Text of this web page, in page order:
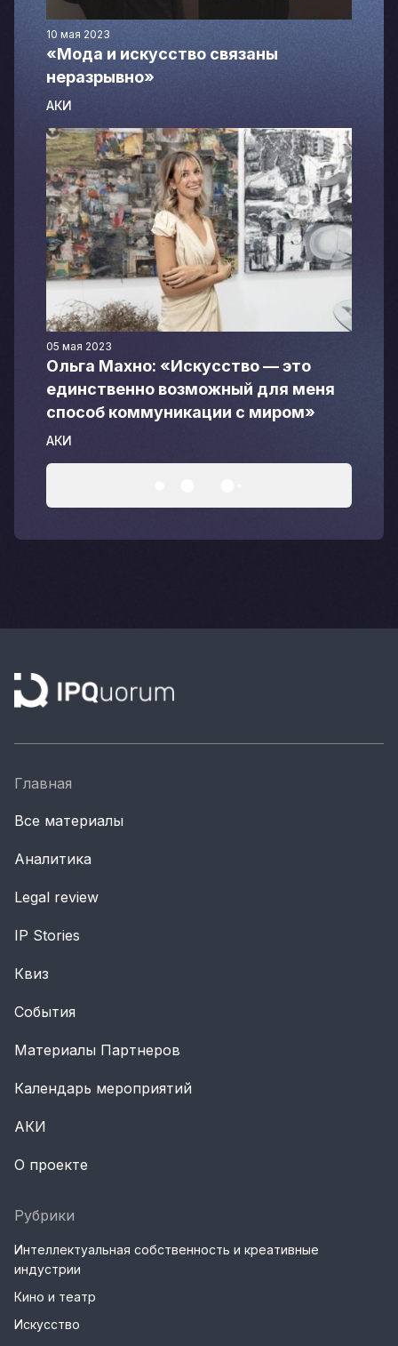
10 мая 2023
«Мода и искусство связаны
неразрывно»
АКИ
05 мая 2023
Ольга Махно: «Искусство — это
единственно возможный для меня
способ коммуникации с миром»
АКИ
Главная
Все материалы
Аналитика
Legal review
IP Stories
Квиз
События
Материалы Партнеров
Календарь мероприятий
АКИ
О проекте
Рубрики
Интеллектуальная собственность и креативные
индустрии
Кино и театр
Искусство